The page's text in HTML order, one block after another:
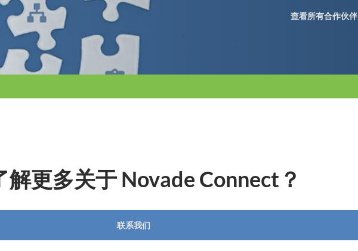
查看所有合作伙伴
解更多关于 Novade Connect？
联系我们